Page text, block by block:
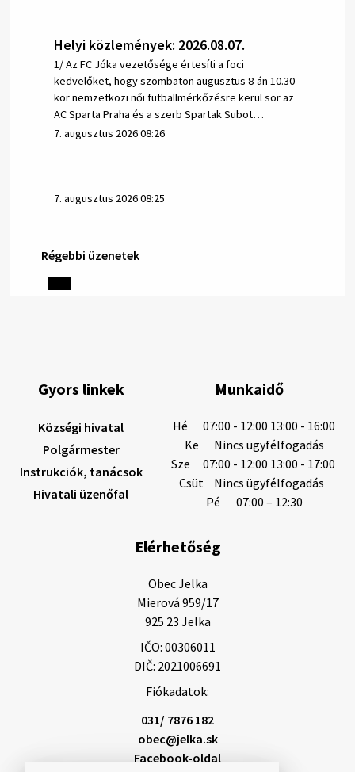
Helyi közlemények: 2026.08.07.
1/ Az FC Jóka vezetősége értesíti a foci
kedvelőket, hogy szombaton augusztus 8-án 10.30 -
kor nemzetközi női futballmérkőzésre kerül sor az
AC Sparta Praha és a szerb Spartak Subot…
7. augusztus 2026 08:26
7. augusztus 2026 08:25
Helyi közlemények: 2026.08.06.
1/ AZ IVÓVÍZ NEM MAGÁTÓL ÉRTETŐDŐ. A tartós
Helyi közlemények: 2026.08.05.
Gyászhirdetés: 2026.08.05. 1/ Tisztelt Lakosság!
temetési szertartás 2026. augusztus …
5. augusztus 2026 12:59
Helyi közlemények: 2026.08.03.
Gyászhirdetések: 2026.08.3. 1/ Tisztelt Lakosság!
Mély fájdalommal tudatjuk Önökkel, hogy 84 éves
korában távozott az élők sorából Letusek János. A
temetési szertartás 2026. augusz…
Régebbi üzenetek
Gyors linkek
Községi hivatal
Polgármester
Instrukciók, tanácsok
Hivatali üzenőfal
Munkaidő
Hé
07:00 - 12:00 13:00 - 16:00
Ke
Nincs ügyfélfogadás
Sze
07:00 - 12:00 13:00 - 17:00
Csüt
Nincs ügyfélfogadás
Pé
07:00 – 12:30
Elérhetőség
Obec Jelka
Mierová 959/17
925 23 Jelka
IČO: 00306011
DIČ: 2021006691
Fiókadatok:
031/ 7876 182
obec@jelka.sk
Facebook-oldal